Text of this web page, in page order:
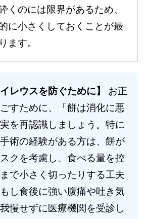
くのには限界があるため、
に小さくしておくことが最
ます。
レウスを防ぐために】
お正
すために、「餅は消化に悪
を再認識しましょう。特に
術の経験がある方は、餅が
クを考慮し、食べる量を控
で小さく切ったりする工夫
し食後に強い腹痛や吐き気
慢せずに医療機関を受診し